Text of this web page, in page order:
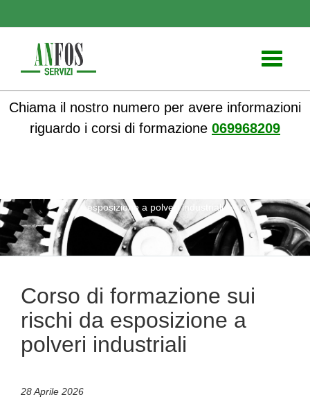
Toggle
Chiama il nostro numero per avere informazioni
riguardo i corsi di formazione 069968209
esposizione a polveri industriali
Corso di formazione sui
rischi da esposizione a
polveri industriali
28 Aprile 2026